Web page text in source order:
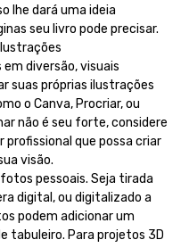
lhe dará uma ideia
seu livro pode precisar.
diversão, visuais
suas próprias ilustrações
o Canva, Procriar, ou
não é seu forte, considere
que possa criar
visão.
pessoais. Seja tirada
digital, ou digitalizado a
podem adicionar um
tabuleiro. Para projetos 3D